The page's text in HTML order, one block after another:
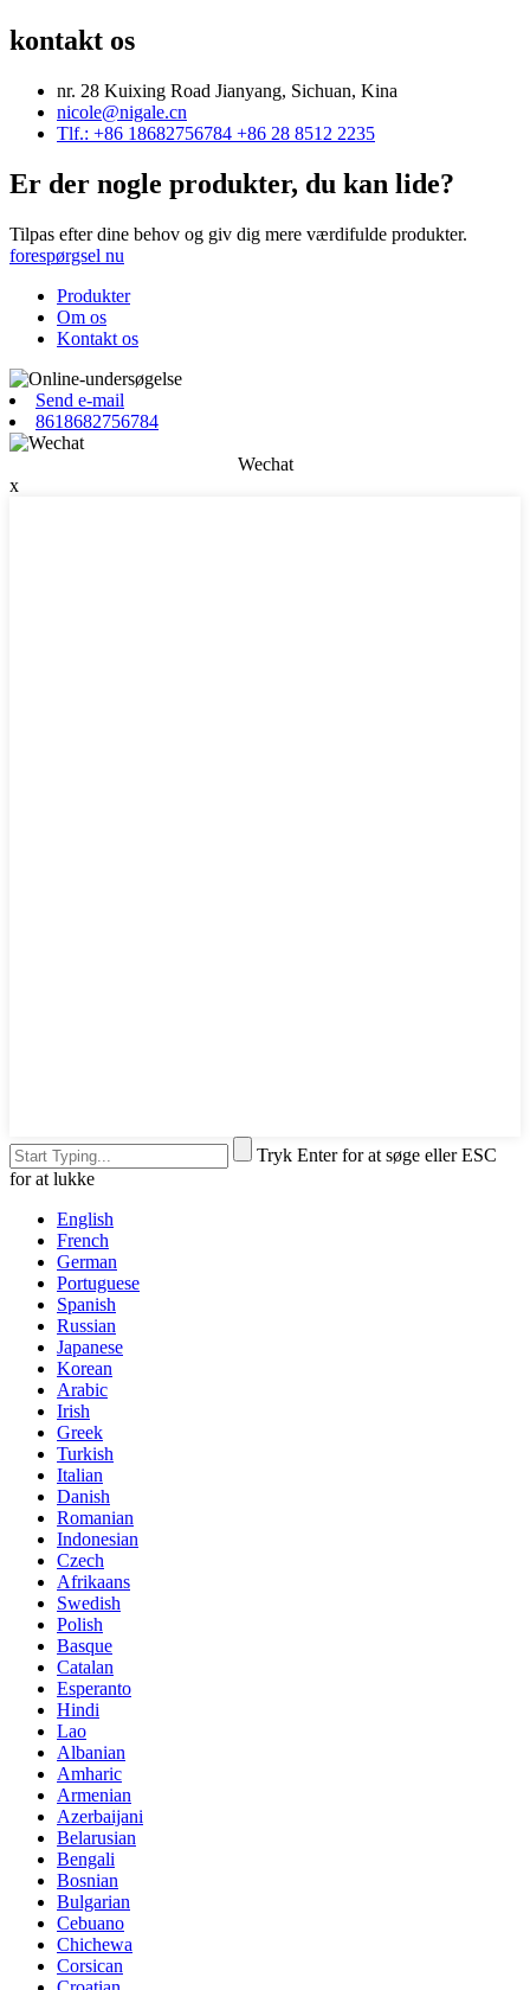
kontakt os
nr. 28 Kuixing Road Jianyang, Sichuan, Kina
nicole@nigale.cn
Tlf.: +86 18682756784 +86 28 8512 2235
Er der nogle produkter, du kan lide?
Tilpas efter dine behov og giv dig mere værdifulde produkter.
forespørgsel nu
Produkter
Om os
Kontakt os
Send e-mail
8618682756784
Wechat
x
Tryk Enter for at søge eller ESC
for at lukke
English
French
German
Portuguese
Spanish
Russian
Japanese
Korean
Arabic
Irish
Greek
Turkish
Italian
Danish
Romanian
Indonesian
Czech
Afrikaans
Swedish
Polish
Basque
Catalan
Esperanto
Hindi
Lao
Albanian
Amharic
Armenian
Azerbaijani
Belarusian
Bengali
Bosnian
Bulgarian
Cebuano
Chichewa
Corsican